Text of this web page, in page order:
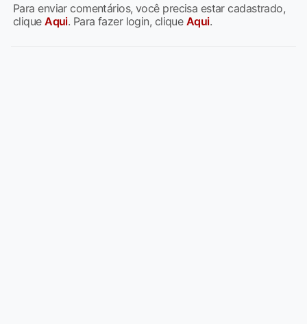
Para enviar comentários, você precisa estar cadastrado,
cliqueAqui. Para fazer login, clique Aqui.